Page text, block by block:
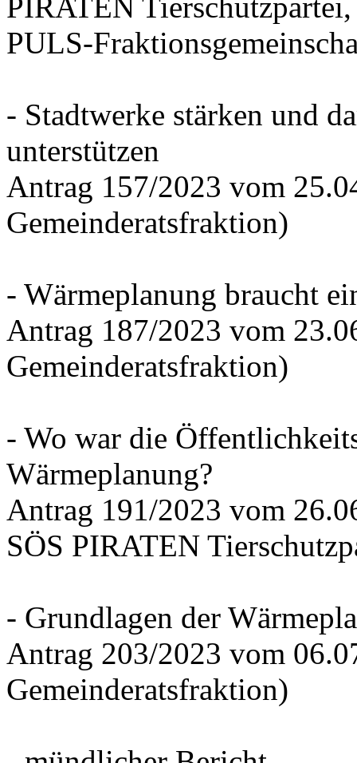
PULS-
- Stadtwerke stärken und
unterstützen
Antrag 157/2023 vom
Gemeinderatsfraktion)
- Wärmeplanung braucht
Antrag 187/2023 vom
Gemeinderatsfraktion)
- Wo war die
Wärmeplanung?
Antrag 191/2023 vom
SÖS PIRATEN
- Grundlagen der
Antrag 203/2023 vom
Gemeinderatsfraktion)